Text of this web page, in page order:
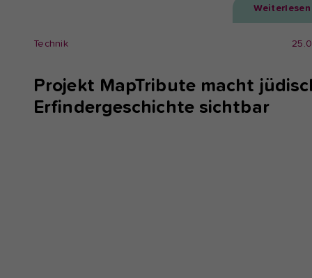
Weiterlesen
Technik
Projekt MapTribute macht
Erfindergeschichte sichtbar